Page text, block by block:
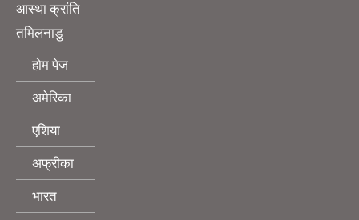
आस्था क्रांति
तमिलनाडु
होम पेज
अमेरिका
एशिया
अफ्रीका
भारत